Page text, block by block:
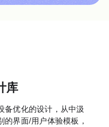
库
备优化的设计，从中汲
界面/用户体验模板，